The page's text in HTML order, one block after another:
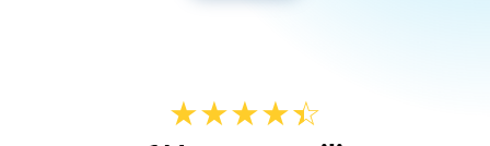
★★★★☆
★